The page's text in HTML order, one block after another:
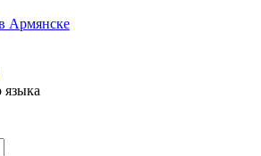
Армянске
языка